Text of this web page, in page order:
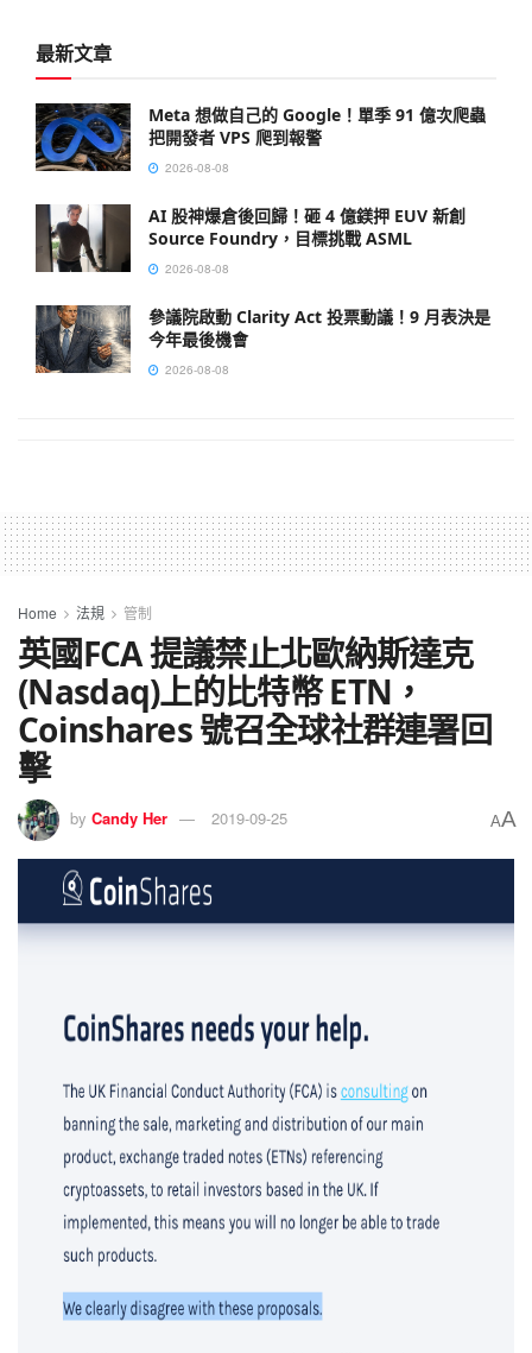
最新文章
Meta 想做自己的 Google！單季 91 億次爬蟲
把開發者 VPS 爬到報警
2026-08-08
AI 股神爆倉後回歸！砸 4 億鎂押 EUV 新創
Source Foundry，目標挑戰 ASML
2026-08-08
參議院啟動 Clarity Act 投票動議！9 月表決是
今年最後機會
2026-08-08
Home 法規 管制
英國FCA 提議禁止北歐納斯達克
(Nasdaq)上的比特幣 ETN，
Coinshares 號召全球社群連署回
擊
by Candy Her 2019-09-25 AA